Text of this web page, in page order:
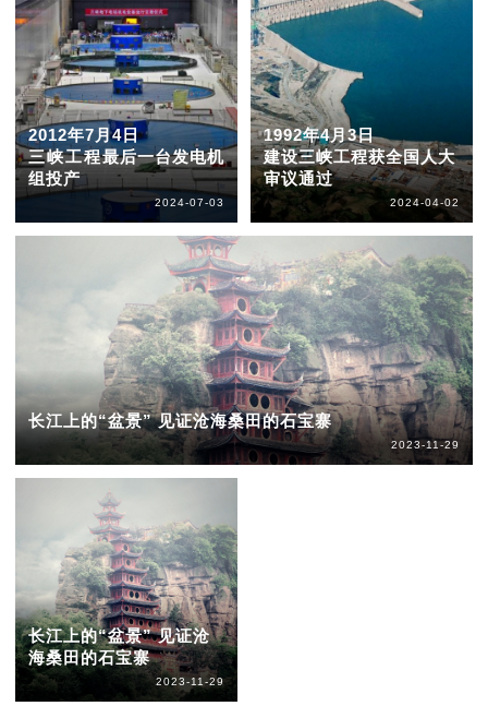
2012年7月4日
三峡工程最后一台发电机
组投产
2024-07-03
1992年4月3日
建设三峡工程获全国人大
审议通过
2024-04-02
长江上的“盆景” 见证沧海桑田的石宝寨
2023-11-29
长江上的“盆景” 见证沧
海桑田的石宝寨
2023-11-29